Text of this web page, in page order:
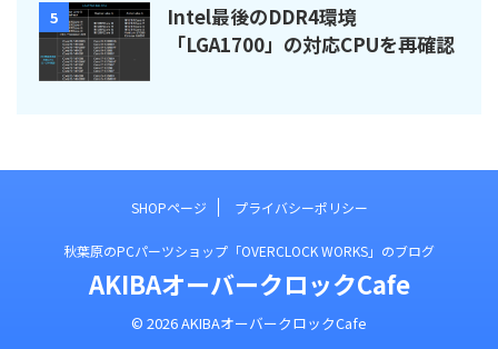
5
Intel最後のDDR4環境
「LGA1700」の対応CPUを再確認
SHOPページ プライバシーポリシー
秋葉原のPCパーツショップ「OVERCLOCK WORKS」のブログ
AKIBAオーバークロックCafe
© 2026 AKIBAオーバークロックCafe